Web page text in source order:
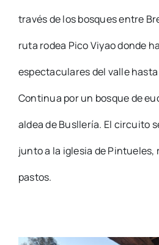
través de los bosques entre
ruta rodea Pico Viyao donde
espectaculares del valle hasta
Continua por un bosque de
aldea de Busllería. El circuito
junto a la iglesia de Pintueles,
pastos.